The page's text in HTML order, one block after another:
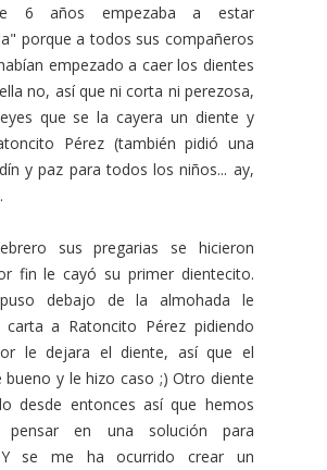
6 años empezaba a estar
porque a todos sus compañeros
empezado a caer los dientes
no, así que ni corta ni perezosa,
que se la cayera un diente y
Pérez (también pidió una
y paz para todos los niños... ay,
sus pregarias se hicieron
fin le cayó su primer dientecito.
debajo de la almohada le
carta a Ratoncito Pérez pidiendo
le dejara el diente, así que el
y le hizo caso ;) Otro diente
desde entonces así que hemos
pensar en una solución para
Y se me ha ocurrido crear un